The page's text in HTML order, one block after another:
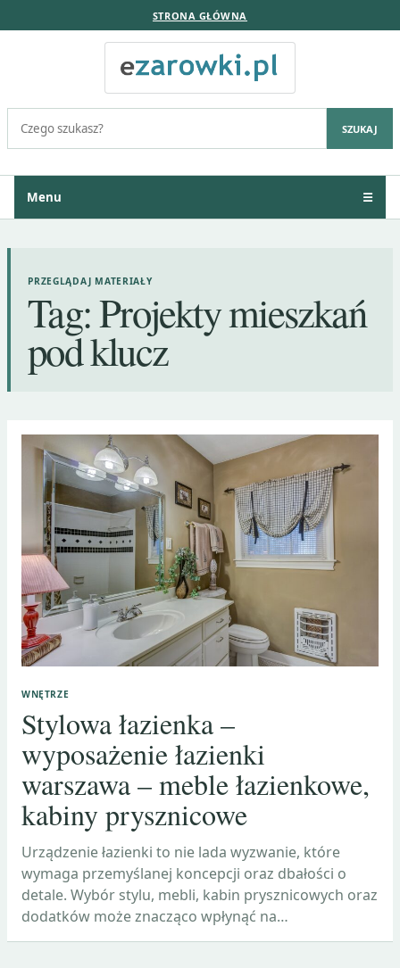
STRONA GŁÓWNA
SZUKAJ
Menu ☰
PRZEGLĄDAJ MATERIAŁY
Tag:Projekty mieszkań
pod klucz
WNĘTRZE
Stylowa łazienka –
wyposażenie łazienki
warszawa – meble łazienkowe,
kabiny prysznicowe
Urządzenie łazienki to nie lada wyzwanie, które
wymaga przemyślanej koncepcji oraz dbałości o
detale. Wybór stylu, mebli, kabin prysznicowych oraz
dodatków może znacząco wpłynąć na…